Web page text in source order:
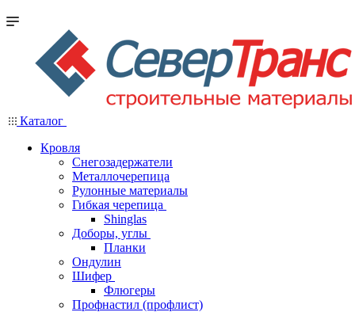
Каталог
Кровля
Снегозадержатели
Металлочерепица
Рулонные материалы
Гибкая черепица
Shinglas
Доборы, углы
Планки
Ондулин
Шифер
Флюгеры
Профнастил (профлист)